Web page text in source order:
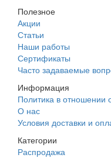
Полезное
Акции
Статьи
Наши работы
Сертификаты
Часто задаваемые
Информация
Политика в отношении
О нас
Условия доставки и
Категории
Распродажа